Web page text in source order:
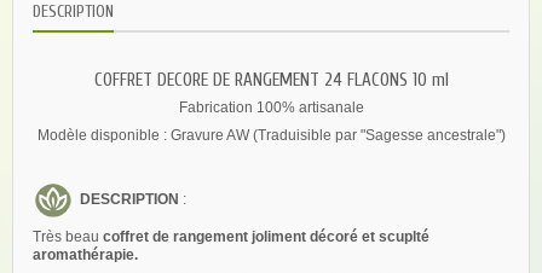
DESCRIPTION
COFFRET DECORE DE RANGEMENT 24 FLACONS 10 ml
Fabrication 100% artisanale
Modèle disponible : Gravure AW (Traduisible par "Sagesse ancestrale")
DESCRIPTION :
Très beau coffret de rangement joliment décoré et scuplté
aromathérapie.